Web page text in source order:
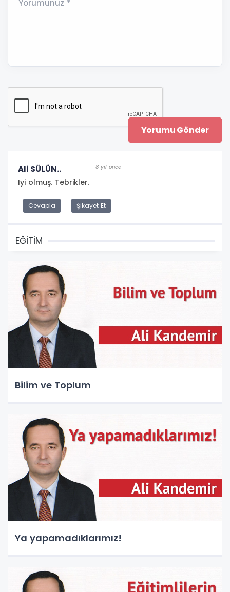
Yorumunuz *
Ali SÜLÜN.. 8 yıl önce
Iyi olmuş. Tebrikler.
Cevapla Şikayet Et
EĞİTİM
Bilim ve Toplum
Ya yapamadıklarımız!